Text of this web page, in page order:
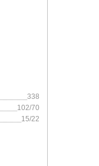
338
102/70
15/22